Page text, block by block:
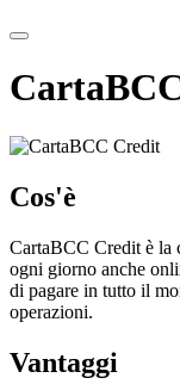
Cos'è
CartaBCC Credit è la
ogni giorno anche
di pagare in tutto il
operazioni.
Vantaggi